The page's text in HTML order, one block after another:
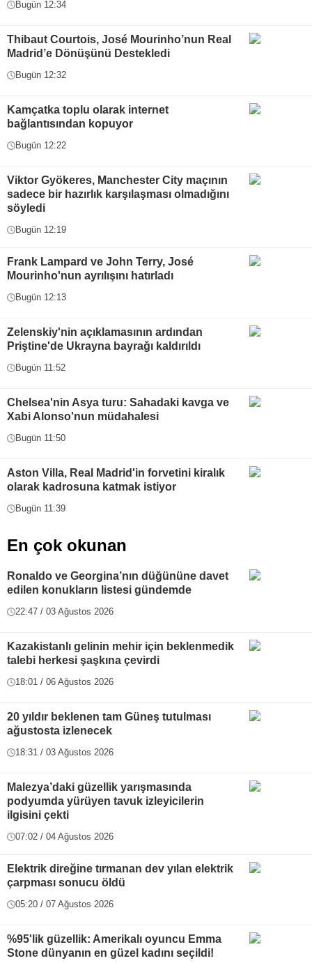
Bugün 12:34
Thibaut Courtois, José Mourinho’nun Real
Madrid’e Dönüşünü Destekledi
Bugün 12:32
Kamçatka toplu olarak internet
bağlantısından kopuyor
Bugün 12:22
Viktor Gyökeres, Manchester City maçının
sadece bir hazırlık karşılaşması olmadığını
söyledi
Bugün 12:19
Frank Lampard ve John Terry, José
Mourinho'nun ayrılışını hatırladı
Bugün 12:13
Zelenskiy'nin açıklamasının ardından
Priştine'de Ukrayna bayrağı kaldırıldı
Bugün 11:52
Chelsea'nin Asya turu: Sahadaki kavga ve
Xabi Alonso'nun müdahalesi
Bugün 11:50
Aston Villa, Real Madrid'in forvetini kiralık
olarak kadrosuna katmak istiyor
Bugün 11:39
En çok okunan
Ronaldo ve Georgina’nın düğününe davet
edilen konukların listesi gündemde
22:47 / 03 Ağustos 2026
Kazakistanlı gelinin mehir için beklenmedik
talebi herkesi şaşkına çevirdi
18:01 / 06 Ağustos 2026
20 yıldır beklenen tam Güneş tutulması
ağustosta izlenecek
18:31 / 03 Ağustos 2026
Malezya’daki güzellik yarışmasında
podyumda yürüyen tavuk izleyicilerin
ilgisini çekti
07:02 / 04 Ağustos 2026
Elektrik direğine tırmanan dev yılan elektrik
çarpması sonucu öldü
05:20 / 07 Ağustos 2026
%95'lik güzellik: Amerikalı oyuncu Emma
Stone dünyanın en güzel kadını seçildi!